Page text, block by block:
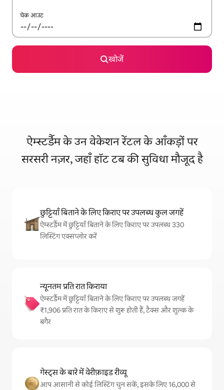
चेक आउट
खोजें
ऐम्स्टर्डैम के उन वेकेशन रेंटल के आँकड़ों पर
सरसरी नज़र, जहाँ हॉट टब की सुविधा मौजूद है
छुट्टियाँ बिताने के लिए किराए पर उपलब्ध कुल जगहें
ऐम्स्टर्डैम में छुट्टियाँ बिताने के लिए किराए पर उपलब्ध 330
लिस्टिंग एक्सप्लोर करें
न्यूनतम प्रति रात किराया
ऐम्स्टर्डैम में छुट्टियाँ बिताने के लिए किराए पर उपलब्ध जगहें
₹1,906 प्रति रात के किराए से शुरू होती हैं, टैक्स और शुल्क के
बगैर
गेस्ट्स के बारे में वेरीफ़ाइड रीव्यू
आप आसानी से कोई लिस्टिंग चुन सकें, इसके लिए 16,000 से